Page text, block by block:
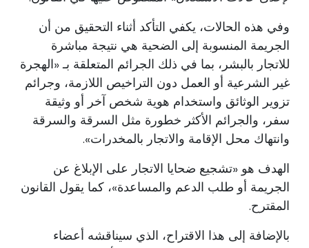
وفي هذه الحالات، يكفي التأكد أثناء التحقيق من أن
الجريمة المنسوبة إلى الضحية هي نتيجة مباشرة
للاتجار بالبشر، بما في ذلك الجرائم المتعلقة بـ «الهجرة
غير الشرعية أو العمل دون التراخيص اللازمة، وجرائم
تزوير الوثائق واستخدام هوية شخص آخر أو وثيقة
سفر، والجرائم الأكثر خطورة مثل السرقة والسرقة
وانتهاك محل الإقامة والاتجار بالمخدرات».
الهدف هو «تشجيع ضحايا الاتجار على الإبلاغ عن
الجريمة أو طلب الدعم والمساعدة»، كما يقول القانون
المقترح.
بالإضافة إلى هذا الاقتراح، الذي سيناقشه أعضاء